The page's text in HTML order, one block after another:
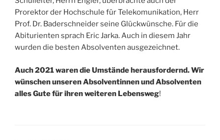
Prorektor der Hochschule für Telekomunikation, Herr
Prof. Dr. Baderschneider seine Glückwünsche. Für die
Abiturienten sprach Eric Jarka. Auch in diesem Jahr
wurden die besten Absolventen ausgezeichnet.
Auch 2021 waren die Umstände herausfordernd. Wir
wünschen unseren Absolventinnen und Absolventen
alles Gute für ihren weiteren Lebensweg!